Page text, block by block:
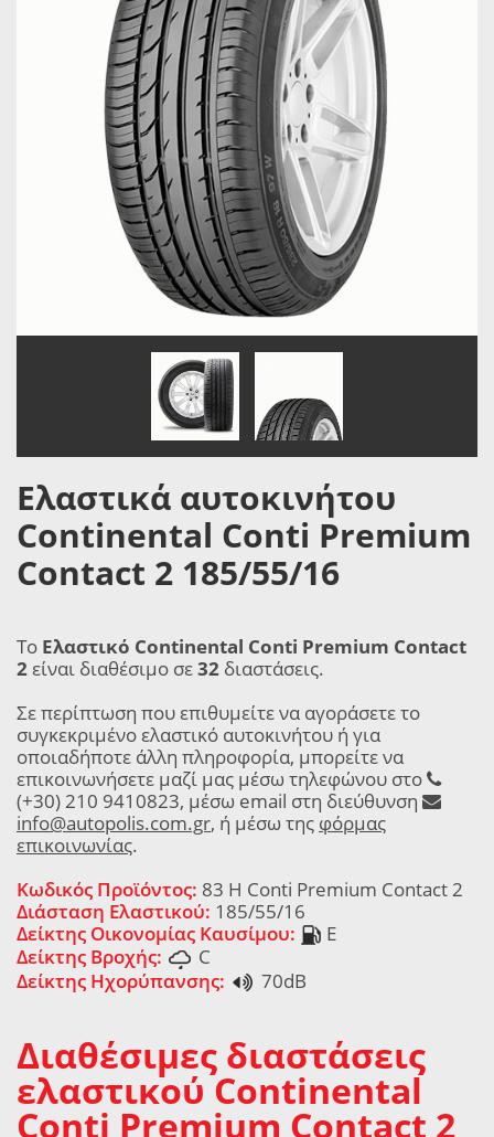
Ελαστικά αυτοκινήτου
Continental Conti Premium
Contact 2 185/55/16
Το Ελαστικό Continental Conti Premium Contact
2είναι διαθέσιμο σε32 διαστάσεις.
Σε περίπτωση που επιθυμείτε να αγοράσετε το
συγκεκριμένο ελαστικό αυτοκινήτου ή για
οποιαδήποτε άλλη πληροφορία, μπορείτε να
επικοινωνήσετε μαζί μας μέσω τηλεφώνου στο
(+30) 210 9410823, μέσω email στη διεύθυνση
info@autopolis.com.gr, ή μέσω της φόρμας
επικοινωνίας.
Κωδικός Προϊόντος: 83 H Conti Premium Contact 2
Διάσταση Ελαστικού: 185/55/16
Δείκτης Οικονομίας Καυσίμου:
E
Δείκτης Βροχής:
C
Δείκτης Ηχορύπανσης:
70dB
Διαθέσιμες διαστάσεις
ελαστικού Continental
Conti Premium Contact 2